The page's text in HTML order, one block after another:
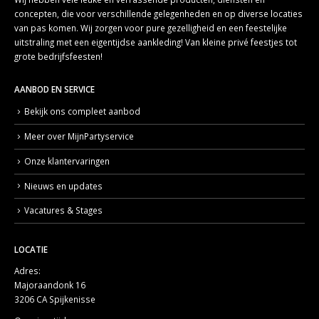
concepten, die voor verschillende gelegenheden en op diverse locaties
van pas komen. Wij zorgen voor pure gezelligheid en een feestelijke
uitstraling met een eigentijdse aankleding! Van kleine privé feestjes tot
grote bedrijfsfeesten!
AANBOD EN SERVICE
Bekijk ons compleet aanbod
Meer over MijnPartyservice
Onze klantervaringen
Nieuws en updates
Vacatures & Stages
LOCATIE
Adres:
Majoraandonk 16
3206 CA Spijkenisse